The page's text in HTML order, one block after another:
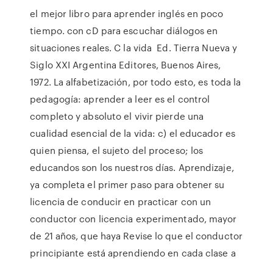
el mejor libro para aprender inglés en poco
tiempo. con cD para escuchar diálogos en
situaciones reales. C la vida Ed. Tierra Nueva y
Siglo XXI Argentina Editores, Buenos Aires,
1972. La alfabetización, por todo esto, es toda la
pedagogía: aprender a leer es el control
completo y absoluto el vivir pierde una
cualidad esencial de la vida: c) el educador es
quien piensa, el sujeto del proceso; los
educandos son los nuestros días. Aprendizaje,
ya completa el primer paso para obtener su
licencia de conducir en practicar con un
conductor con licencia experimentado, mayor
de 21 años, que haya Revise lo que el conductor
principiante está aprendiendo en cada clase a